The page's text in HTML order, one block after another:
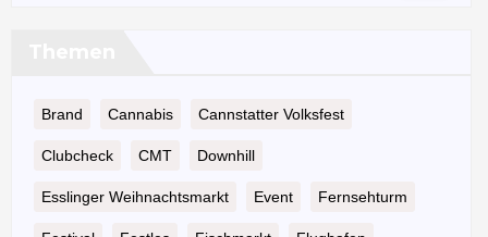
Brand Cannabis Cannstatter Volksfest
Clubcheck CMT Downhill
Esslinger Weihnachtsmarkt Event Fernsehturm